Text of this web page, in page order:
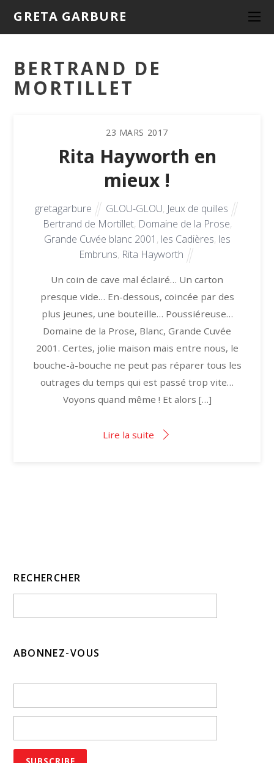
GRETA GARBURE
BERTRAND DE
MORTILLET
23 MARS 2017
Rita Hayworth en
mieux !
gretagarbure GLOU-GLOU, Jeux de quilles
Bertrand de Mortillet, Domaine de la Prose,
Grande Cuvée blanc 2001 , les Cadières, les
Embruns, Rita Hayworth
Un coin de cave mal éclairé… Un carton
presque vide… En-dessous, coincée par des
plus jeunes, une bouteille… Poussiéreuse…
Domaine de la Prose, Blanc, Grande Cuvée
2001. Certes, jolie maison mais entre nous, le
bouche-à-bouche ne peut pas réparer tous les
outrages du temps qui est passé trop vite…
Voyons quand même ! Et alors […]
Lire la suite
RECHERCHER
ABONNEZ-VOUS